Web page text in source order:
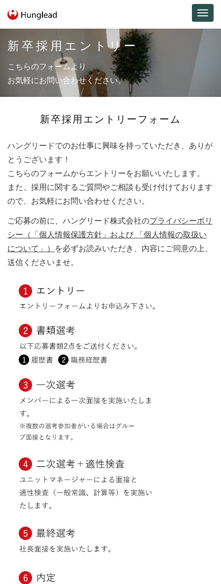
新卒採用エントリー
こちらのフォームより
お気軽にお問い合わせください。
新卒採用エントリーフォーム
ハングリードでのお仕事に興味を持っていただき、ありが
とうございます！
こちらのフォームからエントリーをお願いいたします。
また、採用に関するご質問やご相談も受け付けております
ので、お気軽にお問い合わせください。
ご応募の前に、ハングリード株式会社のプライバシーポリ
シー（「個人情報保護方針」および 「個人情報の取扱い
について」） を必ずお読みいただき、内容にご同意の上、
送信くださいませ。